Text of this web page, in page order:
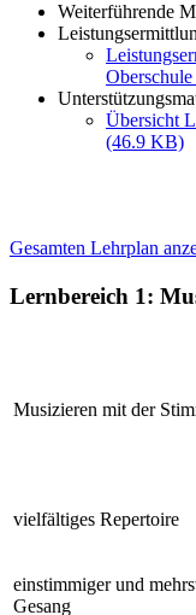
Weiterführende
Übersicht
(46.9 KB)
Gesamten Lehrplan
Lernbereich 1:
Musizieren mit der
vielfältiges Repertoire
einstimmiger und
Gesang